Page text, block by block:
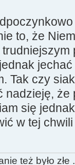
to, że
Tak czy
że
się
w tej
też było złe